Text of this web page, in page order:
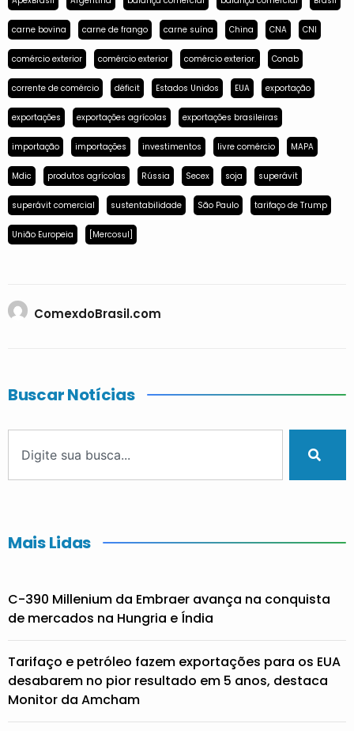
carne bovina carne de frango carne suína China CNA CNI
comércio exterior comércio exterior comércio exterior. Conab
corrente de comércio déficit Estados Unidos EUA exportação
exportações exportações agrícolas exportações brasileiras
importação importações investimentos livre comércio MAPA
Mdic produtos agrícolas Rússia Secex soja superávit
superávit comercial sustentabilidade São Paulo tarifaço de Trump
União Europeia [Mercosul]
ComexdoBrasil.com
Buscar Notícias
Mais Lidas
C-390 Millenium da Embraer avança na conquista
de mercados na Hungria e Índia
Tarifaço e petróleo fazem exportações para os EUA
desabarem no pior resultado em 5 anos, destaca
Monitor da Amcham